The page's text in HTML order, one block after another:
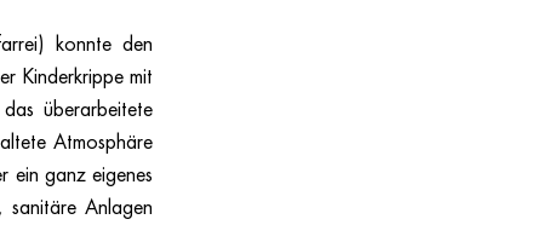
konnte den
Kinderkrippe mit
überarbeitete
Atmosphäre
ein ganz eigenes
sanitäre Anlagen